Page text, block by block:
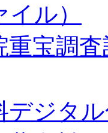
イル）
重宝調
デジタ